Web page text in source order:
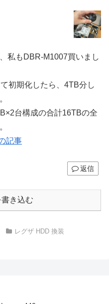
私もDBR-M1007買いまし
初期化したら、4TB分し
台構成の合計16TBの全
記事
返信
き込む
レグザ HDD 換装